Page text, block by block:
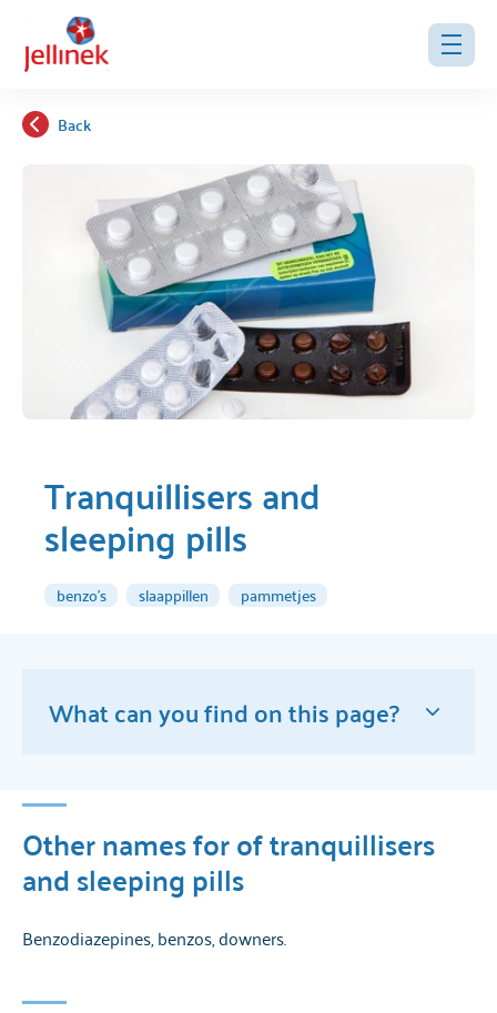
Tranquillisers and
sleeping pills
benzo's slaappillen pammetjes
Back
What can you find on this page?
What are tranquillisers and sleeping pills?
Effects of of tranquillisers and sleeping pills
Other names for of tranquillisers
and sleeping pills
Benzodiazepines, benzos, downers.